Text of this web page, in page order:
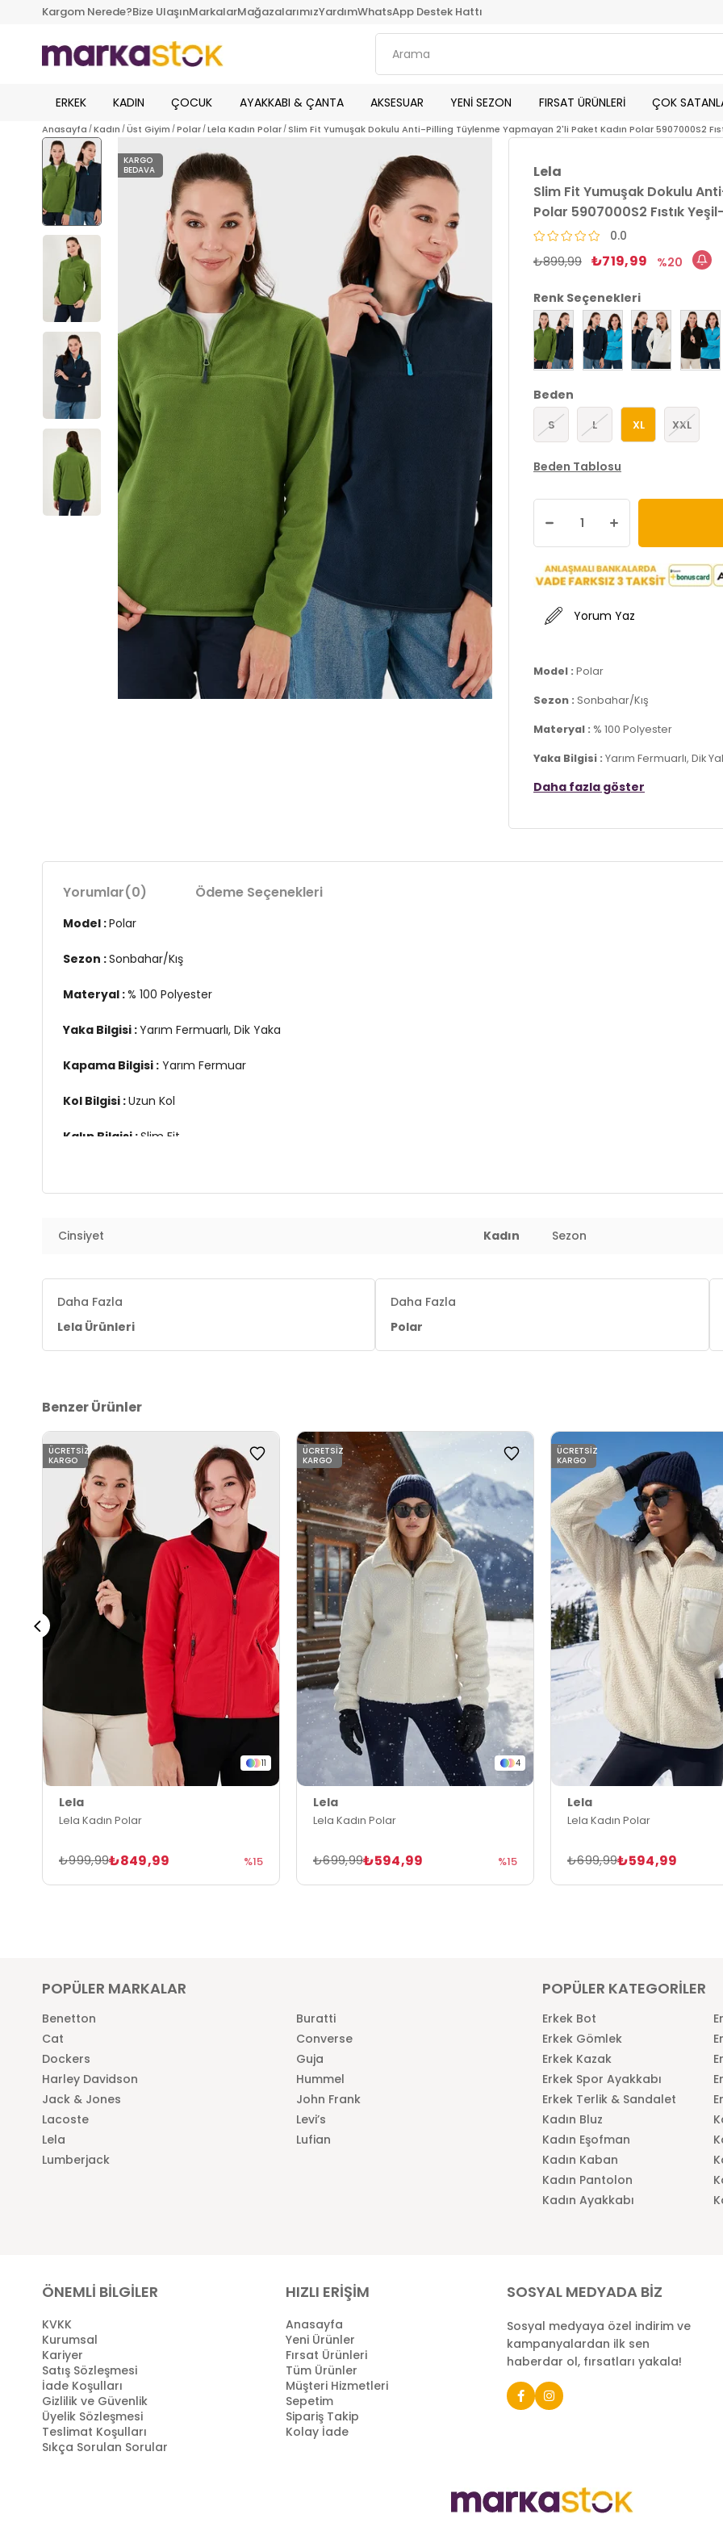
Kargom Nerede?Bize UlaşınMarkalarMağazalarımızYardımWhatsApp Destek Hattı
ERKEK KADIN ÇOCUK AYAKKABI & ÇANTA AKSESUAR YENİ SEZON FIRSAT ÜRÜNLERİ ÇOK
Anasayfa Kadın Üst Giyim Polar Lela Kadın Polar Slim Fit Yumuşak Dokulu Anti-Pilling Tüylenme Yapmayan 2'li Paket Kadın Polar 5907000S2
KARGO
BEDAVA
Lela
Slim Fit Yumuşak Dokulu
Polar 5907000S2 Fıstık
0.0
₺899,99 ₺719,99 20
Renk Seçenekleri
Beden
S L XL XXL
Beden Tablosu
Yorum Yaz
Model : Polar
Sezon : Sonbahar/Kış
Materyal : % 100 Polyester
Yaka Bilgisi : Yarım Fermuarlı, Dik
Kapama Bilgisi :Yarım Fermuar
Daha fazla göster
Yorumlar(0) Ödeme Seçenekleri
Model :Polar
Sezon :Sonbahar/Kış
Materyal :% 100 Polyester
Yaka Bilgisi :Yarım Fermuarlı, Dik Yaka
Kapama Bilgisi : Yarım Fermuar
Kol Bilgisi :Uzun Kol
Kalıp Bilgisi :Slim Fit
7DS25907000S2.9787
Cinsiyet Kadın Sezon
Daha Fazla
Lela Ürünleri
Daha Fazla
Polar
Benzer Ürünler
11
Lela
Lela Kadın Polar
₺849,99
₺999,99 %15
ÜCRETSIZ
KARGO
4
Lela
Lela Kadın Polar
₺594,99
₺699,99 %15
ÜCRETSIZ
KARGO
Lela
Lela Kadın Polar
₺594,99
₺699,99
ÜCRETSIZ
KARGO
POPÜLER MARKALAR
Benetton
Buratti
Cat
Converse
Dockers
Guja
Harley Davidson
Hummel
Jack & Jones
John Frank
Lacoste
Levi’s
Lela
Lufian
Lumberjack
POPÜLER KATEGORİLER
Erkek Bot
Erkek Gömlek
Erkek Kazak
Erkek Spor Ayakkabı
Erkek Terlik & Sandalet
Kadın Bluz
Kadın Eşofman
Kadın Kaban
Kadın Pantolon
Kadın Ayakkabı
ÖNEMLİ BİLGİLER
KVKK
Kurumsal
Kariyer
Satış Sözleşmesi
İade Koşulları
Gizlilik ve Güvenlik
Üyelik Sözleşmesi
Teslimat Koşulları
Sıkça Sorulan Sorular
HIZLI ERİŞİM
Anasayfa
Yeni Ürünler
Fırsat Ürünleri
Tüm Ürünler
Müşteri Hizmetleri
Sepetim
Sipariş Takip
Kolay İade
SOSYAL MEDYADA BİZ
Sosyal medyaya özel indirim ve
kampanyalardan ilk sen
haberdar ol, fırsatları yakala!